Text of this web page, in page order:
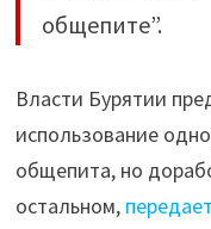
общепите”.
Власти Бурятии
использование
общепита, но
остальном, передает